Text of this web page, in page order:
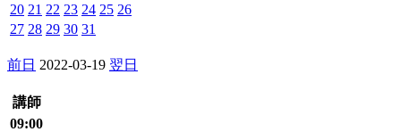
20 21 22 23 24 25 26
27 28 29 30 31
前日 2022-03-19 翌日
講師
09:00